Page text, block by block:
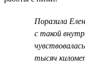
Поразила
с такой
тысяч